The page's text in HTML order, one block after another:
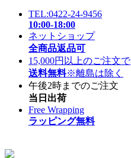
TEL:0422-24-9456
10:00-18:00
ネットショップ
全商品返品可
15,000円以上のご注文で
送料無料※離島は除く
午後2時までのご注文
当日出荷
Free Wrapping
ラッピング無料